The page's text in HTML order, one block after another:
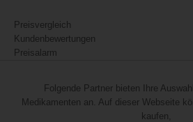
Preisvergleich
Kundenbewertungen
Preisalarm
Folgende Partner bieten Ihre
Medikamenten an. Auf dieser Webseite
kaufen,